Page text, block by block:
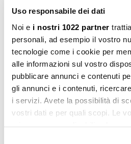
Uso responsabile dei dati
Noi e i nostri 1022 partner
personali, ad esempio il vostro
tecnologie come i cookie per
alle informazioni sul vostro
pubblicare annunci e contenuti
gli annunci e i contenuti,
i servizi. Avete la possibilità di
vostri dati e per quali scopi. Le
changierenden Reflexen des Stahls